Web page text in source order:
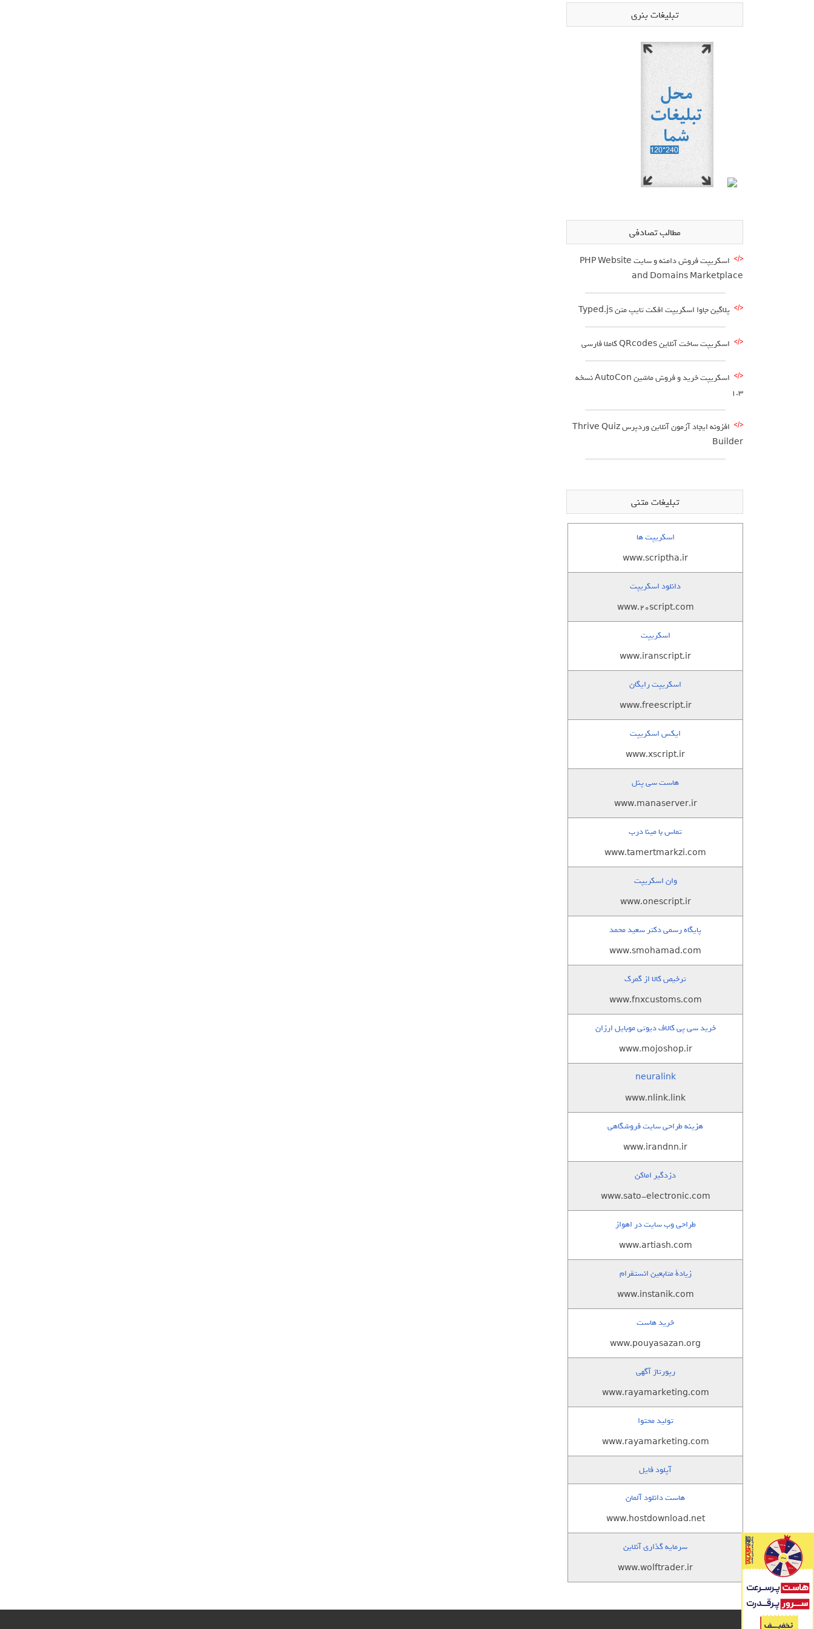
تبلیغات بنری
مطالب تصادفی
اسکریپت فروش دامنه و سایت PHP Website
and Domains Marketplace
پلاگین جاوا اسکریپت افکت تایپ متن Typed.js
اسکریپت ساخت آنلاین QRcodes کاملا فارسی
اسکریپت خرید و فروش ماشین AutoCon نسخه
1.3
افزونه ایجاد آزمون آنلاین وردپرس Thrive Quiz
Builder
تبلیغات متنی
اسکریپت ها
www.scriptha.ir
دانلود اسکریپت
www.20script.com
اسکریپت
www.iranscript.ir
اسکریپت رایگان
www.freescript.ir
ایکس اسکریپت
www.xscript.ir
هاست سی پنل
www.manaserver.ir
تماس با مینا درب
www.tamertmarkzi.com
وان اسکریپت
www.onescript.ir
پایگاه رسمی دکتر سعید محمد
www.smohamad.com
ترخیص کالا از گمرک
www.fnxcustoms.com
خرید سی پی کالاف دیوتی موبایل ارزان
www.mojoshop.ir
neuralink
www.nlink.link
هزینه طراحی سایت فروشگاهی
www.irandnn.ir
دزدگیر اماکن
www.sato-electronic.com
طراحی وب سایت در اهواز
www.artiash.com
زيادة متابعين انستقرام
www.instanik.com
خرید هاست
www.pouyasazan.org
رپورتاژ آگهی
www.rayamarketing.com
تولید محتوا
www.rayamarketing.com
آپلود فایل
هاست دانلود آلمان
www.hostdownload.net
سرمایه گذاری آنلاین
www.wolftrader.ir